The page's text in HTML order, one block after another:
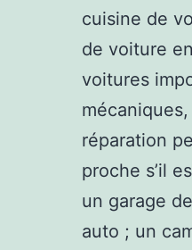
cuisine de
de voiture
voitures
réparation
proche s’il
un garage
auto ; un